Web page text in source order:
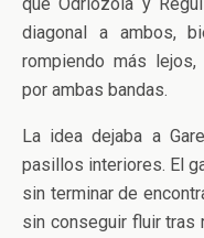
diagonal a ambos,
rompiendo más
por ambas bandas.
La idea dejaba a
pasillos interiores. El
sin terminar de
sin conseguir fluir tras